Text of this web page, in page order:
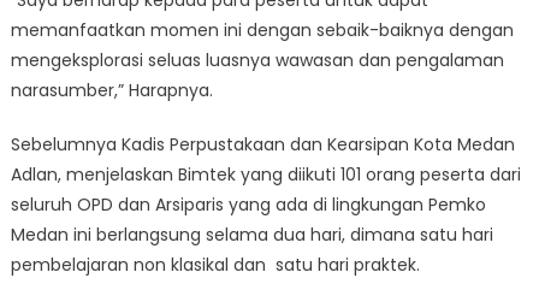
memanfaatkan momen ini dengan sebaik-baiknya dengan
mengeksplorasi seluas luasnya wawasan dan pengalaman
narasumber,” Harapnya.
Sebelumnya Kadis Perpustakaan dan Kearsipan Kota Medan
Adlan, menjelaskan Bimtek yang diikuti 101 orang peserta dari
seluruh OPD dan Arsiparis yang ada di lingkungan Pemko
Medan ini berlangsung selama dua hari, dimana satu hari
pembelajaran non klasikal dan satu hari praktek.